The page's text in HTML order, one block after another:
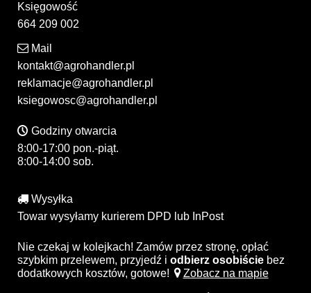
Księgowość
664 209 002
Mail
kontakt@agrohandler.pl
reklamacje@agrohandler.pl
ksiegowosc@agrohandler.pl
Godziny otwarcia
8:00-17:00 pon.-piąt.
8:00-14:00 sob.
Wysyłka
Towar wysyłamy kurierem DPD lub InPost
Nie czekaj w kolejkach! Zamów przez stronę, opłać
szybkim przelewem, przyjedź i odbierz osobiście bez
dodatkowych kosztów, gotowe!
Zobacz na mapie